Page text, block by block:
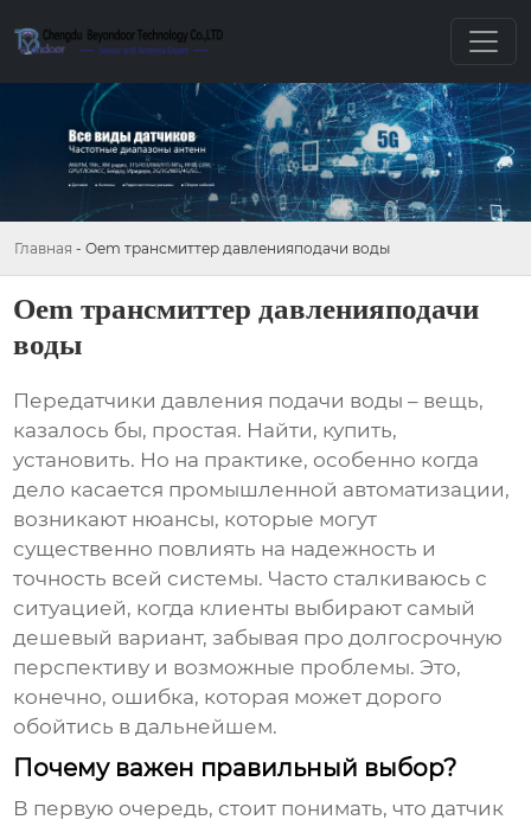
Главная - Oem трансмиттер давленияподачи воды
Oem трансмиттер давленияподачи
воды
Передатчики давления подачи воды – вещь,
казалось бы, простая. Найти, купить,
установить. Но на практике, особенно когда
дело касается промышленной автоматизации,
возникают нюансы, которые могут
существенно повлиять на надежность и
точность всей системы. Часто сталкиваюсь с
ситуацией, когда клиенты выбирают самый
дешевый вариант, забывая про долгосрочную
перспективу и возможные проблемы. Это,
конечно, ошибка, которая может дорого
обойтись в дальнейшем.
Почему важен правильный выбор?
В первую очередь, стоит понимать, чтодатчик